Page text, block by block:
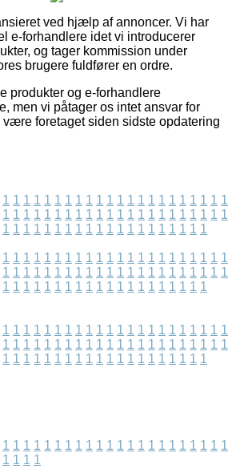
ved hjælp af annoncer. Vi har
e-forhandlere idet vi introducerer
og tager kommission under
brugere fuldfører en ordre.
produkter og e-forhandlere
men vi påtager os intet ansvar for
foretaget siden sidste opdatering
1 1 1 1 1 1 1 1 1 1 1 1 1 1 1 1 1 1 1 1 1 1
1 1 1 1 1 1 1 1 1 1 1 1 1 1 1 1 1 1 1 1 1 1
1 1 1 1 1 1 1 1 1 1 1 1 1 1 1 1 1 1 1 1
1 1 1 1 1 1 1 1 1 1 1 1 1 1 1 1 1 1 1 1 1 1
1 1 1 1 1 1 1 1 1 1 1 1 1 1 1 1 1 1 1 1 1 1
1 1 1 1 1 1 1 1 1 1 1 1 1 1 1 1 1 1 1 1
1 1 1 1 1 1 1 1 1 1 1 1 1 1 1 1 1 1 1 1 1 1
1 1 1 1 1 1 1 1 1 1 1 1 1 1 1 1 1 1 1 1 1 1
1 1 1 1 1 1 1 1 1 1 1 1 1 1 1 1 1 1 1 1
1 1 1 1 1 1 1 1 1 1 1 1 1 1 1 1 1 1 1 1 1 1
1 1 1 1